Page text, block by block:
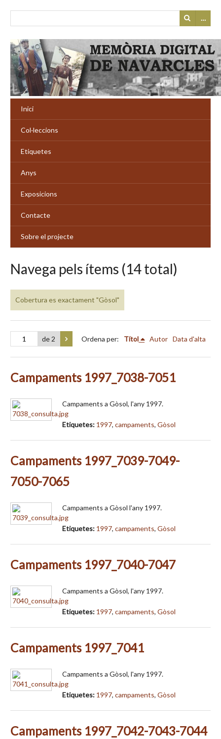
…
Inici
Col·leccions
Etiquetes
Anys
Exposicions
Contacte
Sobre el projecte
Navega pels ítems (14 total)
Cobertura es exactament "Gòsol"
de 2 Ordena per: Títol Autor Data d'alta
Campaments 1997_7038-7051
Campaments a Gòsol, l'any 1997.
Etiquetes: 1997, campaments, Gòsol
Campaments 1997_7039-7049-
7050-7065
Campaments a Gòsol l'any 1997.
Etiquetes: 1997, campaments, Gòsol
Campaments 1997_7040-7047
Campaments a Gòsol, l'any 1997.
Etiquetes: 1997, campaments, Gòsol
Campaments 1997_7041
Campaments a Gòsol, l'any 1997.
Etiquetes: 1997, campaments, Gòsol
Campaments 1997_7042-7043-7044